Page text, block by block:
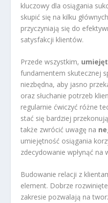
kluczowy dla osiągania
skupić się na kilku
przyczyniają się do
satysfakcji klientów.
Przede wszystkim,
fundamentem skutecznej
niezbędna, aby jasno
oraz słuchanie potrzeb
regularnie ćwiczyć różne
stać się bardziej
także zwrócić uwagę na
umiejętność osiągania
zdecydowanie wpłynąć na
Budowanie relacji z
element. Dobrze
zakresie pozwalają na